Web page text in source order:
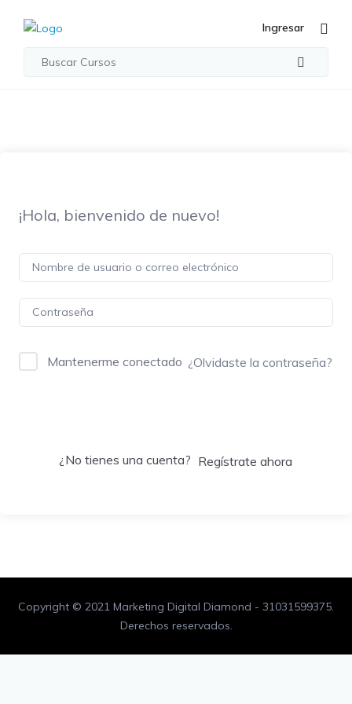
Ingresar
¡Hola, bienvenido de nuevo!
Mantenerme conectado ¿Olvidaste la contraseña?
¿No tienes una cuenta? Regístrate ahora
Copyright © 2021 Marketing Digital Diamond - 31031599375.
Derechos reservados.